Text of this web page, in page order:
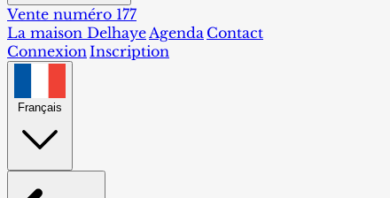
Vente numéro 177
La maison DelhayeAgenda Contact
ConnexionInscription
Français